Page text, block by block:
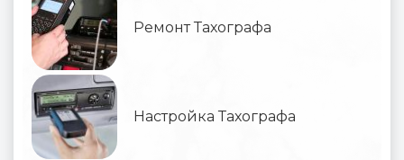
Ремонт Тахографа
Настройка Тахографа